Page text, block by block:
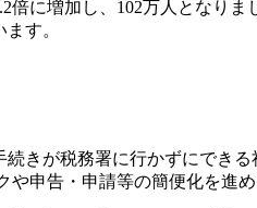
に増加し、102万人となり
す。
きが税務署に行かずにでき
申告・申請等の簡便化を進め